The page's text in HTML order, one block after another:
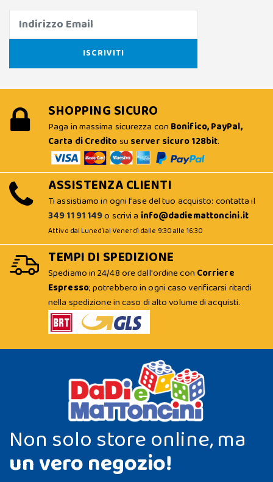
SHOPPING SICURO
Paga in massima sicurezza con Bonifico, PayPal,
Carta di Creditosu server sicuro 128bit.
ASSISTENZA CLIENTI
Ti assistiamo in ogni fase del tuo acquisto: contatta il
349 11 91 149o scrivi a info@dadiemattoncini.it
Attivo dal Lunedì al Venerdì dalle 9:30 alle 16:30
TEMPI DI SPEDIZIONE
Spediamo in 24/48 ore dall'ordine con Corriere
Espresso; potrebbero in ogni caso verificarsi ritardi
nella spedizione in caso di alto volume di acquisti.
Non solo store online, ma
un vero negozio!